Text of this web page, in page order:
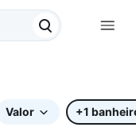
Valor +1